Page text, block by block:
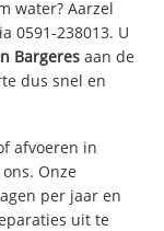
water? Aarzel
0591-238013. U
Bargeres aan de
dus snel en
afvoeren in
Onze
per jaar en
uit te